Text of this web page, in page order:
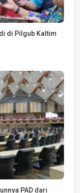
di Pilgub Kaltim
PAD dari